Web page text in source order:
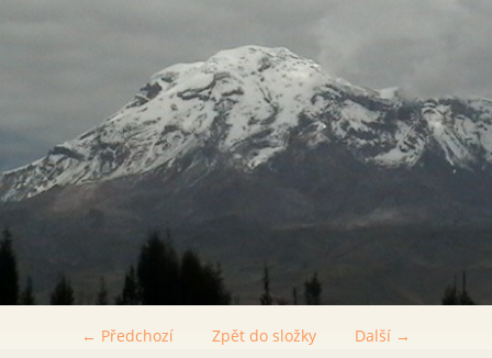
← Předchozí Další →
Zpět do složky